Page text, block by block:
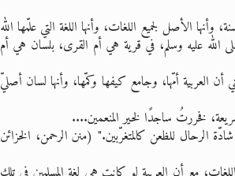
الأصل لجميع اللغات، وأنها اللغة التي علّمها الله
الله عليه وسلم، في قرية هي أم القرى، بلسان هي أم
العربية أمّها، وجامع كيفها وكمّها، وأنها لسان أصليّ
فخررتُ ساجدًا لخير المنعمين....
الرحال للظعن كالمتغرّبين." (منن الرحمن، الخزائن